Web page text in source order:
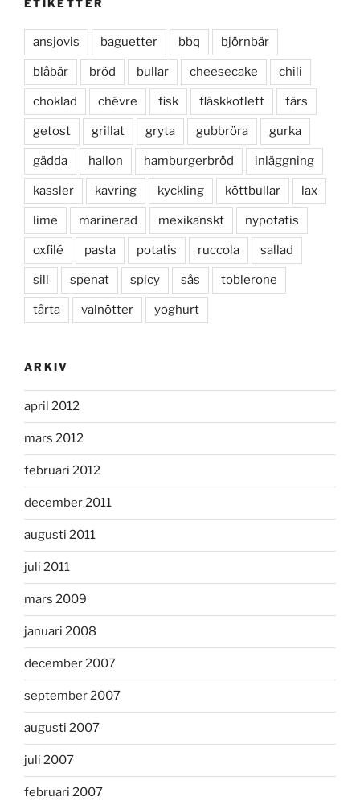
ETIKETTER
ansjovis baguetter bbq björnbär
blåbär bröd bullar cheesecake chili
choklad chévre fisk fläskkotlett färs
getost grillat gryta gubbröra gurka
gädda hallon hamburgerbröd inläggning
kassler kavring kyckling köttbullar lax
lime marinerad mexikanskt nypotatis
oxfilé pasta potatis ruccola sallad
sill spenat spicy sås toblerone
tårta valnötter yoghurt
ARKIV
april 2012
mars 2012
februari 2012
december 2011
augusti 2011
juli 2011
mars 2009
januari 2008
december 2007
september 2007
augusti 2007
juli 2007
februari 2007